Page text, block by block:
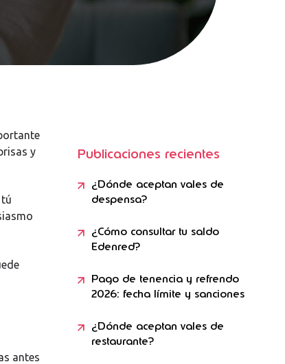
y
antes
Publicaciones recientes
¿Dónde aceptan vales de
despensa?
¿Cómo consultar tu saldo
Edenred?
Pago de tenencia y refrendo
2026: fecha límite y sanciones
¿Dónde aceptan vales de
restaurante?